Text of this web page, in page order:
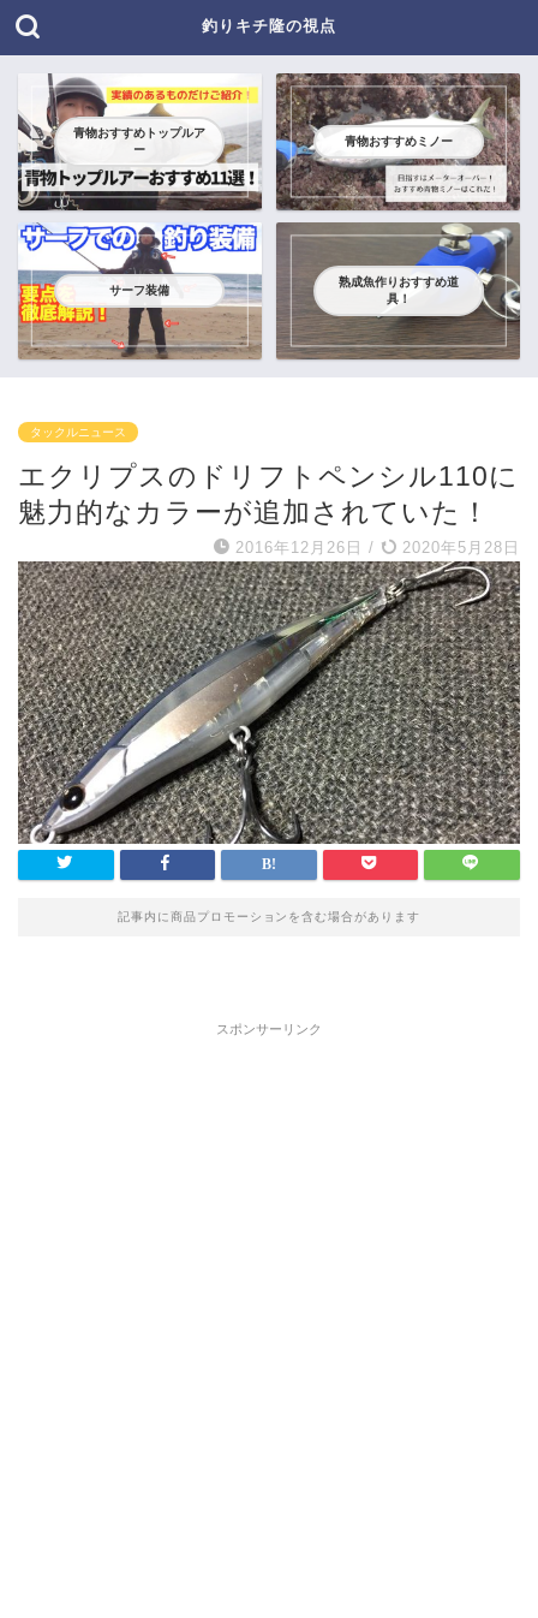
釣りキチ隆の視点
青物おすすめトップルア
ー
青物おすすめミノー
サーフ装備
熟成魚作りおすすめ道
具！
タックルニュース
エクリプスのドリフトペンシル110に
魅力的なカラーが追加されていた！
2016年12月26日 / 2020年5月28日
記事内に商品プロモーションを含む場合があります
スポンサーリンク